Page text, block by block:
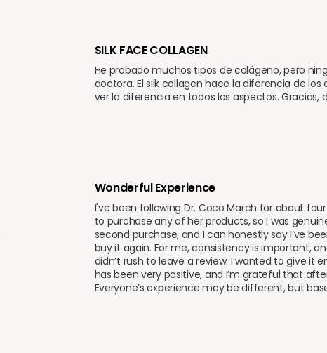
SILK FACE COLLAGEN
He probado muchos tipos de colágeno, pero
doctora. El silk collagen hace la diferencia de
ver la diferencia en todos los aspectos. Gracias,
Wonderful Experience
I've been following Dr. Coco March for about
to purchase any of her products, so I was
second purchase, and I can honestly say I’ve
buy it again. For me, consistency is important,
didn’t rush to leave a review. I wanted to give it
has been very positive, and I’m grateful that
Everyone’s experience may be different, but